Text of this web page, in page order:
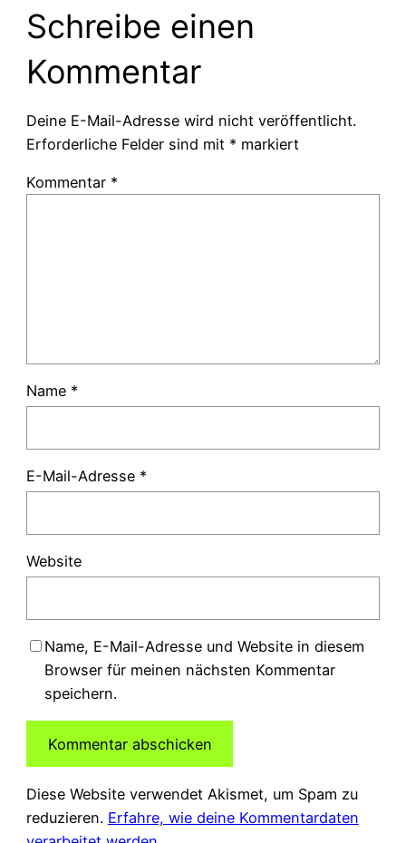
Schreibe einen
Kommentar
Deine E-Mail-Adresse wird nicht veröffentlicht.
Erforderliche Felder sind mit * markiert
Kommentar *
Name *
E-Mail-Adresse *
Website
Name, E-Mail-Adresse und Website in diesem
Browser für meinen nächsten Kommentar
speichern.
Diese Website verwendet Akismet, um Spam zu
reduzieren. Erfahre, wie deine Kommentardaten